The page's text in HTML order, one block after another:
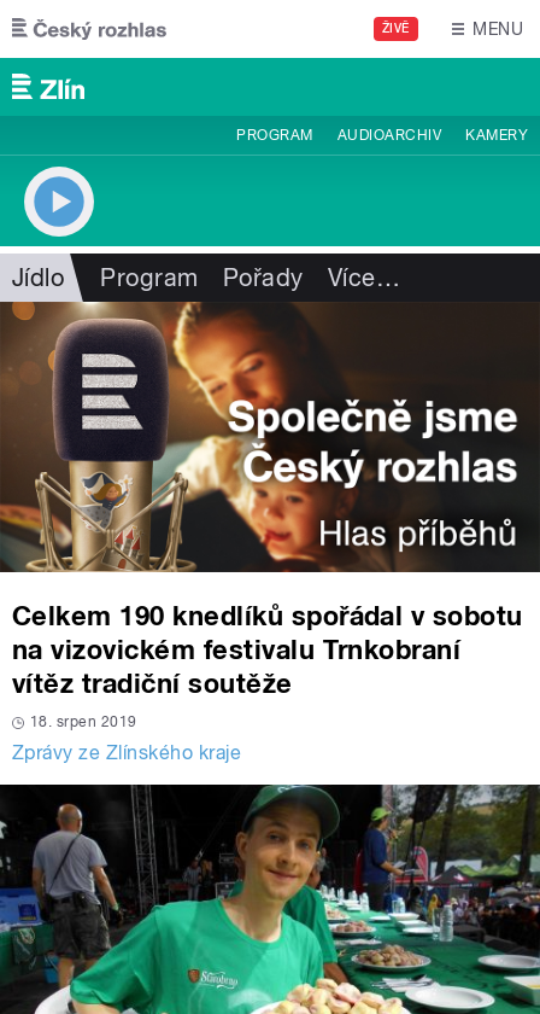
Přejít k hlavnímu obsahu
ŽIVĚ MENU
PROGRAM AUDIOARCHIV KAMERY
Jídlo Program Pořady Více…
Celkem 190 knedlíků spořádal v sobotu
na vizovickém festivalu Trnkobraní
vítěz tradiční soutěže
18. srpen 2019
Zprávy ze Zlínského kraje